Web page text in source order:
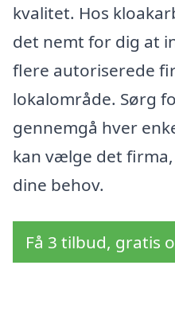
kvalitet. Hos
det nemt for dig at
flere autoriserede
lokalområde. Sørg
gennemgå hver
kan vælge det
dine behov.
Få 3 tilbud, gratis